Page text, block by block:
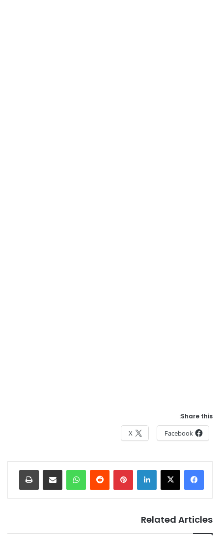
Share this:
Facebook
X
Related Articles